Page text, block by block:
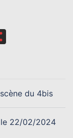
du 4bis
le 22/02/2024